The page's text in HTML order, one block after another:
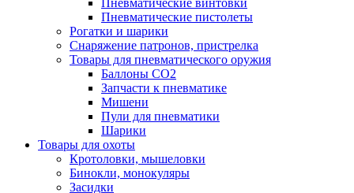
Пневматические винтовки
Пневматические пистолеты
Рогатки и шарики
Снаряжение патронов, пристрелка
Товары для пневматического оружия
Баллоны СО2
Запчасти к пневматике
Мишени
Пули для пневматики
Шарики
Товары для охоты
Кротоловки, мышеловки
Бинокли, монокуляры
Засидки